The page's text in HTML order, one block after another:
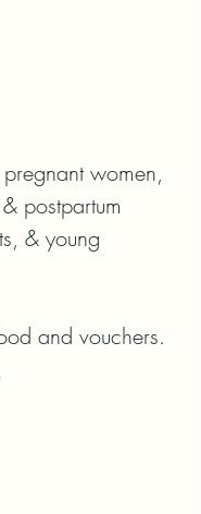
women,
postpartum
& young
and vouchers.